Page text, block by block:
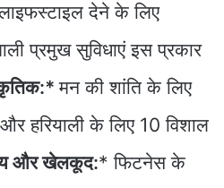
देने के लिए
प्रमुख सुविधाएं इस प्रकार
मन की शांति के लिए
हरियाली के लिए 10 विशाल
और खेलकूद:* फिटनेस के